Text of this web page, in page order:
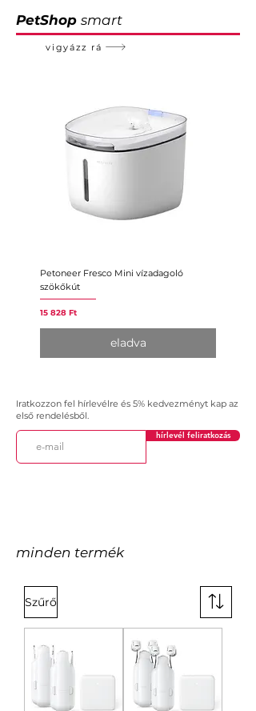
PetShop smart
vigyázz rá
Petoneer Fresco Mini vízadagoló
szökőkút
Ár
15 828 Ft
eladva
Iratkozzon fel hírlevélre és 5% kedvezményt kap az
első rendelésből.
hírlevél feliratkozás
minden termék
Szűrő